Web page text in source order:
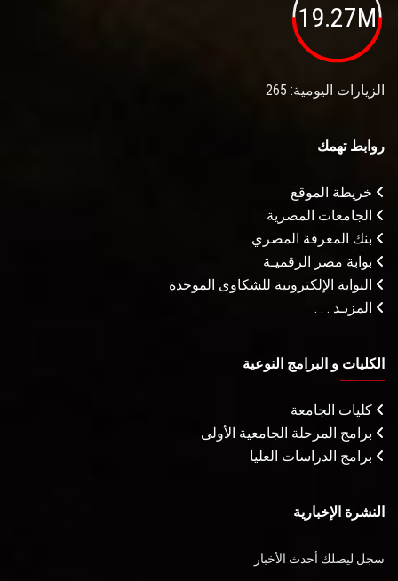
19.27M
الزيارات اليومية: 265
روابط تهمك
خريطة الموقع
الجامعات المصرية
بنك المعرفة المصري
بوابة مصر الرقميـة
البوابة الإلكترونية للشكاوى الموحدة
المزيـد . . .
الكليات و البرامج النوعية
كليات الجامعة
برامج المرحلة الجامعية الأولى
برامج الدراسات العليا
النشرة الإخبارية
سجل ليصلك أحدث الأخبار